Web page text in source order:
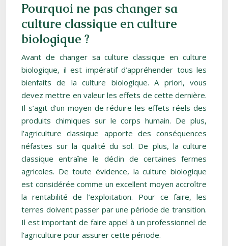
Pourquoi ne pas changer sa
culture classique en culture
biologique ?
Avant de changer sa culture classique en culture
biologique, il est impératif d’appréhender tous les
bienfaits de la culture biologique. A priori, vous
devez mettre en valeur les effets de cette dernière.
Il s’agit d’un moyen de réduire les effets réels des
produits chimiques sur le corps humain. De plus,
l’agriculture classique apporte des conséquences
néfastes sur la qualité du sol. De plus, la culture
classique entraîne le déclin de certaines fermes
agricoles. De toute évidence, la culture biologique
est considérée comme un excellent moyen accroître
la rentabilité de l’exploitation. Pour ce faire, les
terres doivent passer par une période de transition.
Il est important de faire appel à un professionnel de
l’agriculture pour assurer cette période.